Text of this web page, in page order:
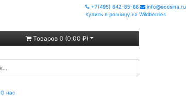
+7(495) 642-85-66
info@ecosina.ru
Купить в розницу на Wildberries
Товаров 0 (0.00 ₽)
О нас